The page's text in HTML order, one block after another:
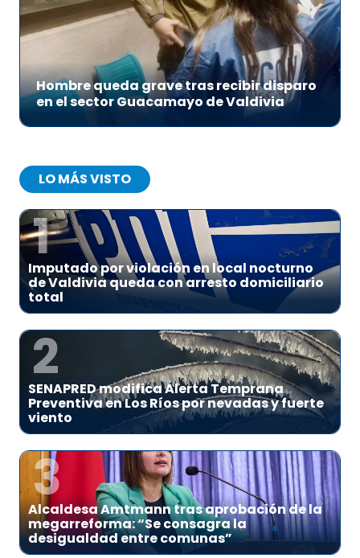
Hombre queda grave tras recibir disparo
en el sector Guacamayo de Valdivia
LO MÁS VISTO
1
Imputado por violación en local nocturno
de Valdivia queda con arresto domiciliario
total
2
SENAPRED modifica Alerta Temprana
Preventiva en Los Ríos por nevadas y fuerte
viento
3
Alcaldesa Amtmann tras aprobación de la
megarreforma: “Se consagra la
desigualdad entre comunas”